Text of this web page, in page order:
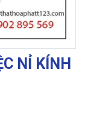
NỈ KÍNH